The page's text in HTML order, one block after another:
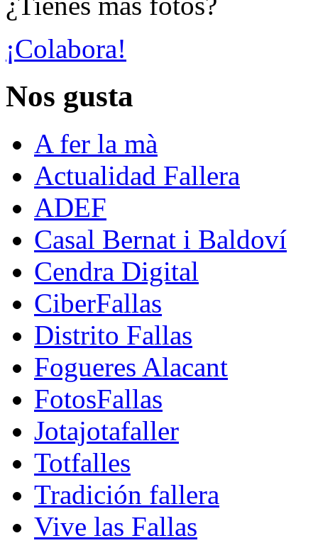
¡Colabora!
Nos gusta
A fer la mà
Actualidad Fallera
ADEF
Casal Bernat i Baldoví
Cendra Digital
CiberFallas
Distrito Fallas
Fogueres Alacant
FotosFallas
Jotajotafaller
Totfalles
Tradición fallera
Vive las Fallas